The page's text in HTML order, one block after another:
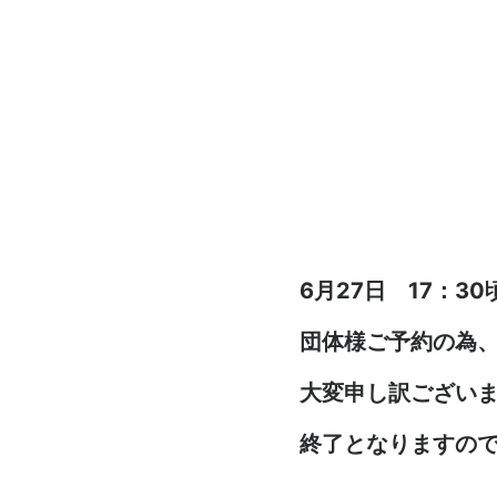
6月27日 17：30
団体様ご予約の為
大変申し訳ござい
終了となりますの